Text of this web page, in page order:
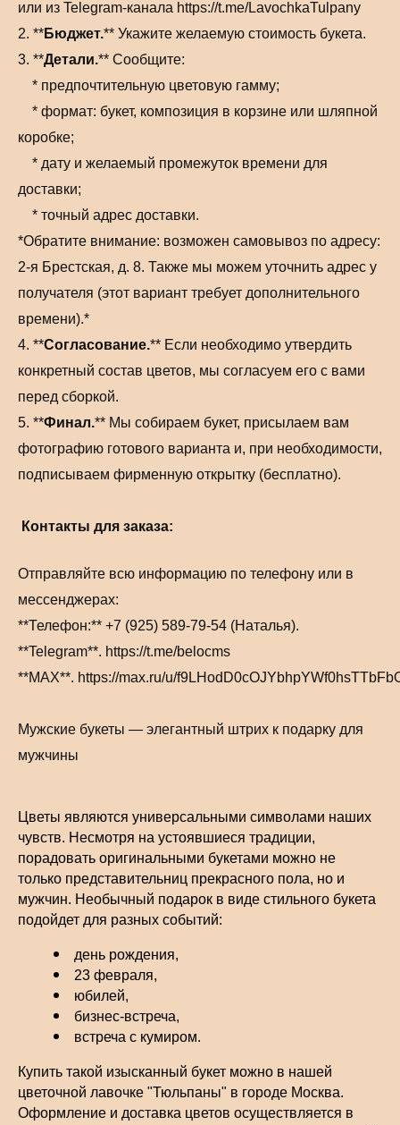
или из Telegram-канала https://t.me/LavochkaTulpany
2. **Бюджет.** Укажите желаемую стоимость букета.
3. **Детали.** Сообщите:
* предпочтительную цветовую гамму;
* формат: букет, композиция в корзине или шляпной
коробке;
* дату и желаемый промежуток времени для
доставки;
* точный адрес доставки.
*Обратите внимание: возможен самовывоз по адресу:
2-я Брестская, д. 8. Также мы можем уточнить адрес у
получателя (этот вариант требует дополнительного
времени).*
4. **Согласование.** Если необходимо утвердить
конкретный состав цветов, мы согласуем его с вами
перед сборкой.
5. **Финал.** Мы собираем букет, присылаем вам
фотографию готового варианта и, при необходимости,
подписываем фирменную открытку (бесплатно).
Контакты для заказа:
Отправляйте всю информацию по телефону или в
мессенджерах:
**Телефон:** +7 (925) 589-79-54 (Наталья).
**Telegram**. https://t.me/belocms
**MAX**. https://max.ru/u/
Мужские букеты — элегантный штрих к подарку для
мужчины
Цветы являются универсальными символами наших
чувств. Несмотря на устоявшиеся традиции,
порадовать оригинальными букетами можно не
только представительниц прекрасного пола, но и
мужчин. Необычный подарок в виде стильного букета
подойдет для разных событий:
день рождения,
23 февраля,
юбилей,
бизнес-встреча,
встреча с кумиром.
Купить такой изысканный букет можно в нашей
цветочной лавочке "Тюльпаны" в городе Москва.
Оформление и доставка цветов осуществляется в